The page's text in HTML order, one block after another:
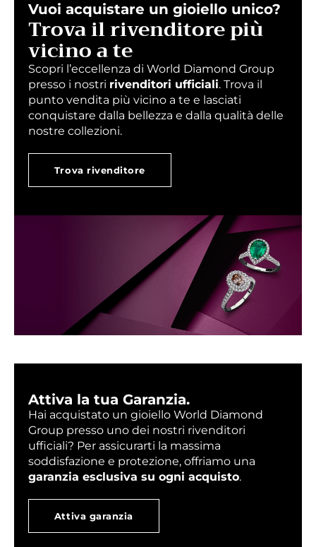
Vuoi acquistare un gioiello unico?
Trova il rivenditore più
vicino a te
Scopri l’eccellenza di World Diamond Group
presso i nostri rivenditori ufficiali. Trova il
punto vendita più vicino a te e lasciati
conquistare dalla bellezza e dalla qualità delle
nostre collezioni.
Trova rivenditore
Attiva la tua Garanzia.
Hai acquistato un gioiello World Diamond
Group presso uno dei nostri rivenditori
ufficiali? Per assicurarti la massima
soddisfazione e protezione, offriamo una
garanzia esclusiva su ogni acquisto.
Attiva garanzia